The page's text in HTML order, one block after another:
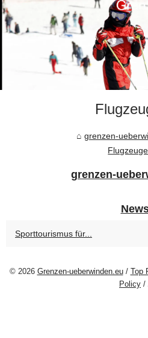
grenzen-
Flugzeuge
grenzen-
Sporttourismus für...
© 2026 Grenzen-ueberwinden.eu/ Top
Policy /